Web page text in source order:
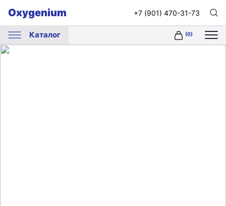
Oxygenium +7 (901) 470-31-73
Каталог